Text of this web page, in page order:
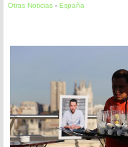
Otras Noticias - España